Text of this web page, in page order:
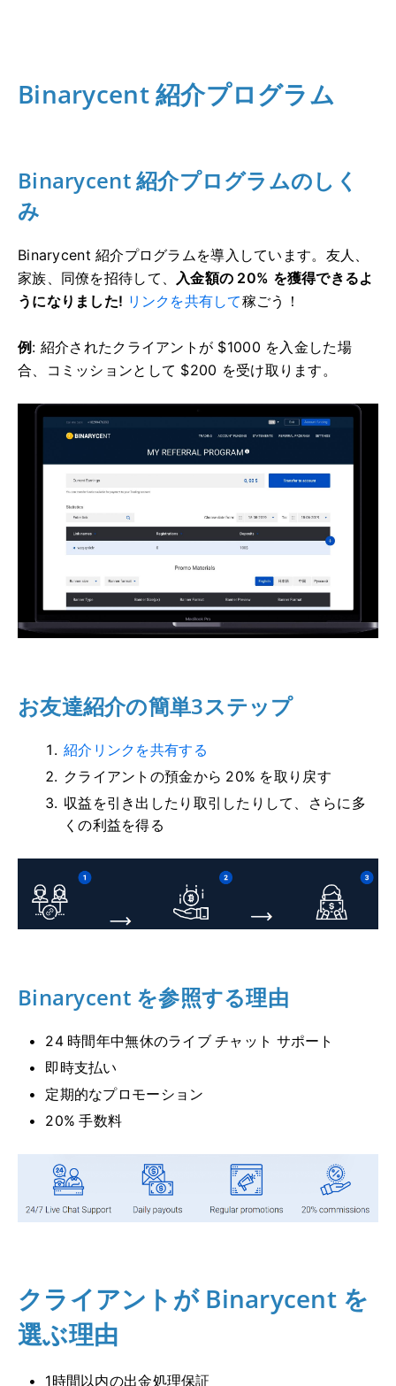
Binarycent 紹介プログラム
Binarycent 紹介プログラムのしく
み
Binarycent 紹介プログラムを導入しています。 友人、
家族、同僚を招待して、 入金額の 20% を獲得できるよ
うになりました! リンクを共有して稼ごう！
例 : 紹介されたクライアントが $1000 を入金した場
合、コミッションとして $200 を受け取ります。
お友達紹介の簡単3ステップ
紹介リンクを共有する
クライアントの預金から 20% を取り戻す
収益を引き出したり取引したりして、さらに多
くの利益を得る
Binarycent を参照する理由
24 時間年中無休のライブ チャット サポート
即時支払い
定期的なプロモーション
20% 手数料
クライアントが Binarycent を
選ぶ理由
1時間以内の出金処理保証